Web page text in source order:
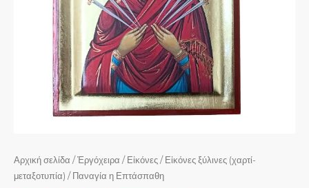
Αρχική σελίδα / Ἐργόχειρα / Εἰκόνες / Εἰκόνες ξύλινες (χαρτί-
μεταξοτυπία) / Παναγία η Επτάσπαθη